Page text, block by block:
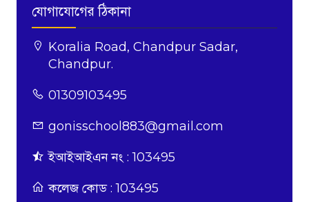
যোগাযোগের ঠিকানা
Koralia Road, Chandpur Sadar,
Chandpur.
01309103495
gonisschool883@gmail.com
ইআইআইএন নং : 103495
কলেজ কোড : 103495